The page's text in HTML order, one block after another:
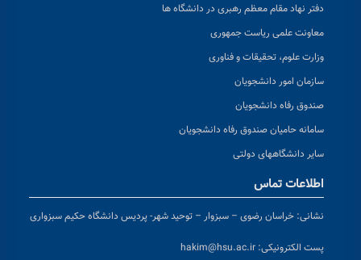
دفتر نهاد مقام معظم رهبری در دانشگاه ها
معاونت علمی ریاست جمهوری
وزارت علوم، تحقیقات و فناوری
سازمان امور دانشجویان
صندوق رفاه دانشجویان
سامانه حامیان صندوق رفاه دانشجویان
سایر دانشگاههای دولتی
اطلاعات تماس
نشانی: خراسان رضوی – سبزوار – توحید شهر- پردیس دانشگاه حکیم سبزواری
پست الکترونیکی: hakim@hsu.ac.ir